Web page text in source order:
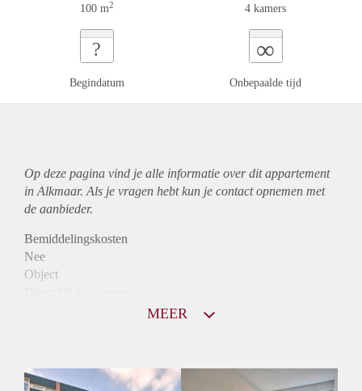
100 m2 4 kamers
?
Begindatum
∞
Onbepaalde tijd
Op deze pagina vind je alle informatie over ditappartement
in Alkmaar. Als je vragen hebt kun je contact opnemen met
de aanbieder.
Bemiddelingskosten
Nee
Object
Huurtoeslag
MEER